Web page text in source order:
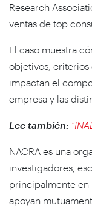
Research
ventas de top
El caso muestra
objetivos, criterios
impactan el
empresa y las
Lee también:
NACRA es una
investigadores,
principalmente en
apoyan